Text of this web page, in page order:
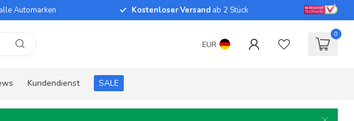
Automarken Kostenloser Versand ab 2 Stück
EUR
0
Kundendienst SALE